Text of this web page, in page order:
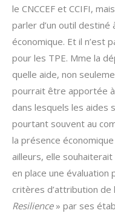
le CNCCEF et CCIFI,
parler d’un outil
économique. Et il n’est
pour les TPE. Mme la
quelle aide, non
pourrait être apportée
dans lesquels les aides
pourtant souvent au
la présence
ailleurs, elle
en place une
critères d’attribution de
Resilience» par ses